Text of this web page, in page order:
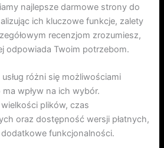
najlepsze darmowe strony do
ich kluczowe funkcje, zalety
recenzjom zrozumiesz,
odpowiada Twoim potrzebom.
różni się możliwościami
wpływ na ich wybór.
plików, czas
oraz dostępność wersji płatnych,
funkcjonalności.